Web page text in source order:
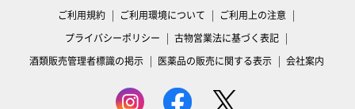
ご利用規約 ご利用環境について
ご利用上の注意
プライバシーポリシー
古物営業法に基づく表記
酒類販売管理者標識の掲示
医薬品の販売に関する表示 会社案内